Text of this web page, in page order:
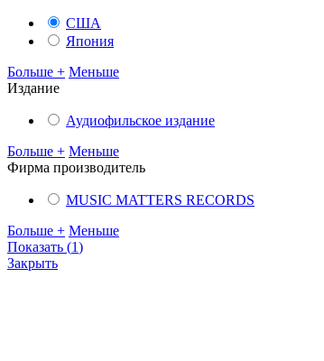
США
Япония
Больше + Меньше
Издание
Аудиофильское издание
Больше + Меньше
Фирма производитель
MUSIC MATTERS RECORDS
Больше + Меньше
Показать (1)
Закрыть